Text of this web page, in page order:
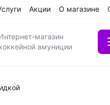
Акции О магазине
магазин
амуниции